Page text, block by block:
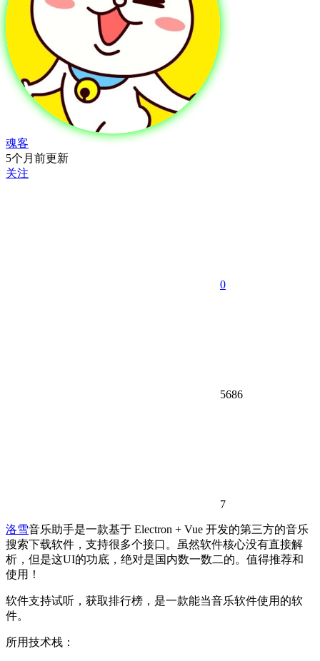
魂客
5个月前更新
关注
0
5686
7
洛雪音乐助手是一款基于 Electron + Vue 开发的第三方的音乐
搜索下载软件，支持很多个接口。虽然软件核心没有直接解
析，但是这UI的功底，绝对是国内数一数二的。值得推荐和
使用！
软件支持试听，获取排行榜，是一款能当音乐软件使用的软
件。
所用技术栈：